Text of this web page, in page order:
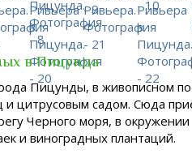
в Пицунда
Пицунды, в живописном
и цитрусовым садом. Сюда
Черного моря, в окружении
и виноградных плантаций.